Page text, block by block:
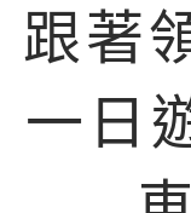
跟著
一日